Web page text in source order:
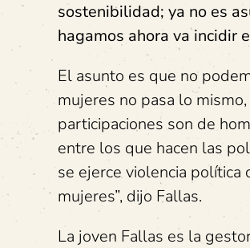
sostenibilidad; ya no es
hagamos ahora va incidir
El asunto es que no
mujeres no pasa lo
participaciones son de
entre los que hacen las
se ejerce violencia
mujeres”, dijo Fallas.
La joven Fallas es la